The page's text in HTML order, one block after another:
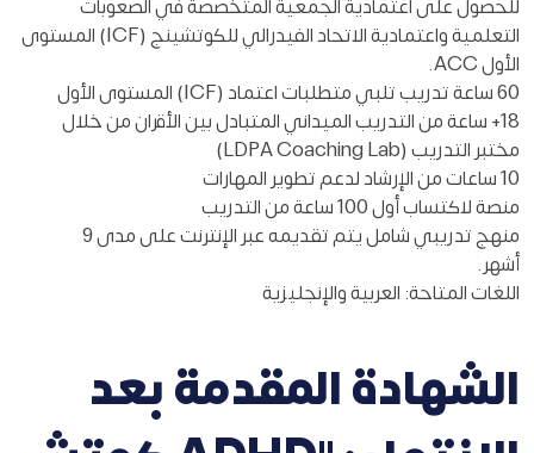
للحصول على اعتمادية الجمعية المتخصصة في الصعوبات
التعلمية واعتمادية الاتحاد الفيدرالي للكوتشينج (ICF) المستوى
الأول ACC.
60 ساعة تدريب تلبي متطلبات اعتماد (ICF) المستوى الأول
18+ ساعة من التدريب الميداني المتبادل بين الأقران من خلال
مختبر التدريب (LDPA Coaching Lab)
10 ساعات من الإرشاد لدعم تطوير المهارات
منصة لاكتساب أول 100 ساعة من التدريب
منهج تدريبي شامل يتم تقديمه عبر الإنترنت على مدى 9
أشهر.
اللغات المتاحة: العربية والإنجليزية
الشهادة المقدمة بعد